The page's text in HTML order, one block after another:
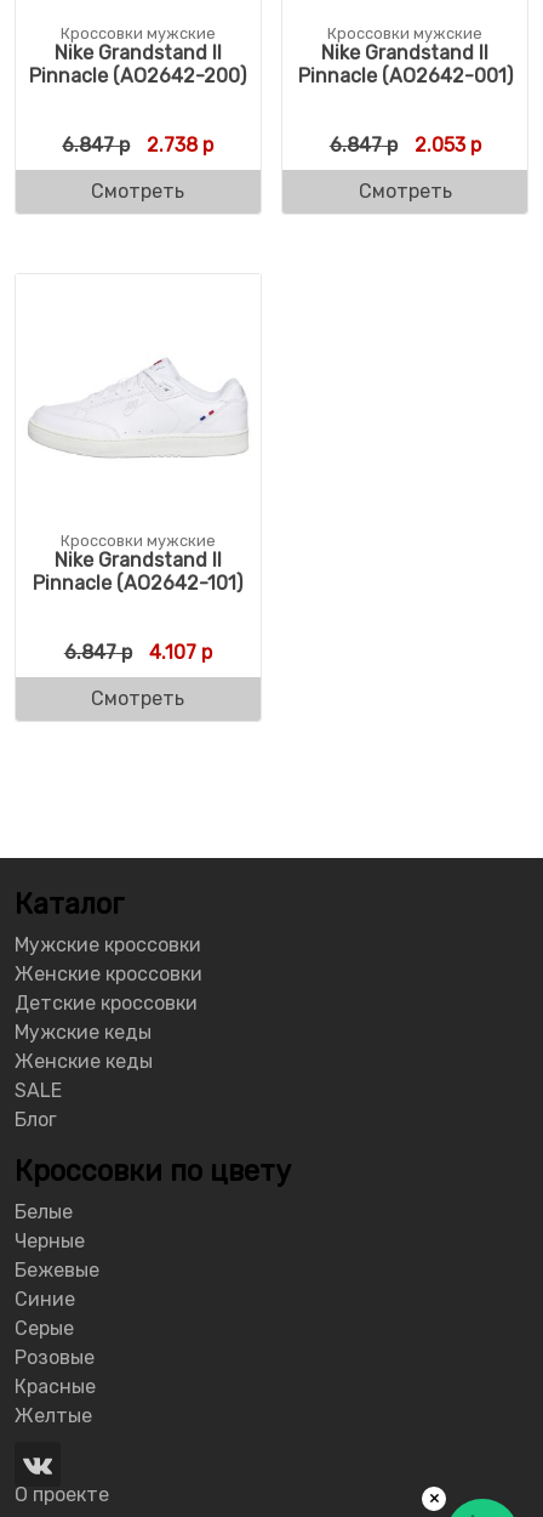
Кроссовки мужские
Nike Grandstand II
Pinnacle (AO2642-200)
6.847р Первоначальная цена составляла 6.847
2.738рТекущая цена: 2.738 р.
Смотреть
Кроссовки мужские
Nike Grandstand II
Pinnacle (AO2642-001)
6.847р 2.053р
Смотреть
Кроссовки мужские
Nike Grandstand II
Pinnacle (AO2642-101)
6.847р Первоначальная цена составляла 6.847
4.107рТекущая цена: 4.107 р.
Смотреть
Каталог
Мужские кроссовки
Женские кроссовки
Детские кроссовки
Мужские кеды
Женские кеды
SALE
Блог
Кроссовки по цвету
Белые
Черные
Бежевые
Синие
Серые
Розовые
Красные
Желтые
О проекте ×